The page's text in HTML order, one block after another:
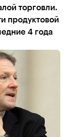
торговли.
продуктовой
4 года